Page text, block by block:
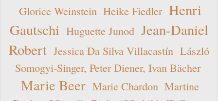
Glorice Weinstein Heike Fiedler Henri
Gautschi Huguette Junod Jean-Daniel
Robert Jessica Da Silva Villacastín László
Somogyi-Singer, Peter Diener, Ivan Bächer
Marie Beer Marie Chardon Martine